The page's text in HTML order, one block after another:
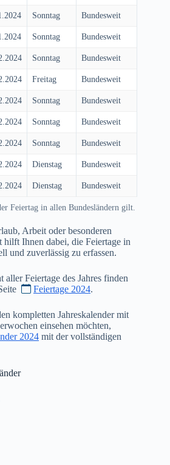
Sonntag Bundesweit
Sonntag Bundesweit
Sonntag Bundesweit
Freitag Bundesweit
Sonntag Bundesweit
Sonntag Bundesweit
Sonntag Bundesweit
Dienstag Bundesweit
Dienstag Bundesweit
Feiertag in allen Bundesländern gilt.
Arbeit oder besonderen
hilft Ihnen dabei, die Feiertage in
und zuverlässig zu erfassen.
Feiertage des Jahres finden
Feiertage 2024.
kompletten Jahreskalender mit
einsehen möchten,
2024 mit der vollständigen